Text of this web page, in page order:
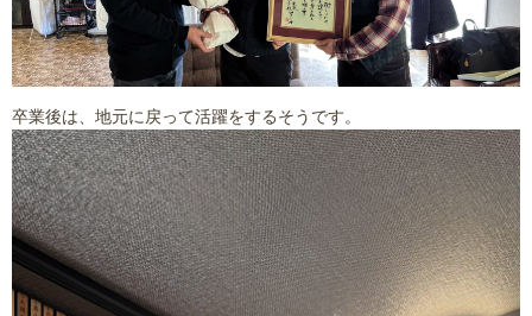
卒業後は、地元に戻って活躍をするそうです。